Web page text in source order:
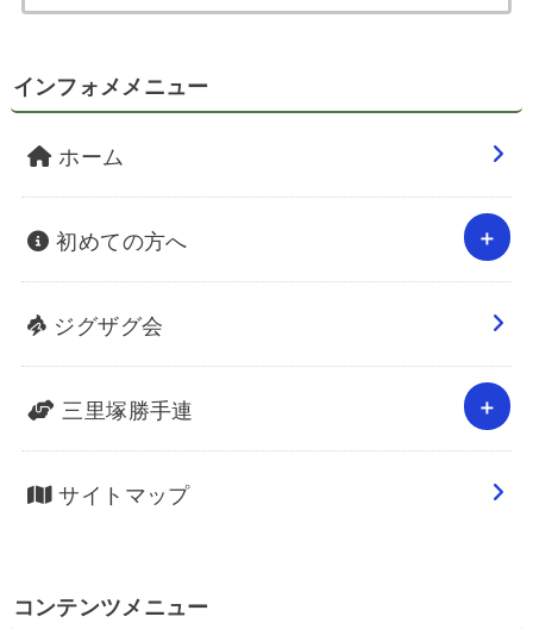
インフォメメニュー
ホーム
初めての方へ
ジグザグ会
三里塚勝手連
サイトマップ
コンテンツメニュー